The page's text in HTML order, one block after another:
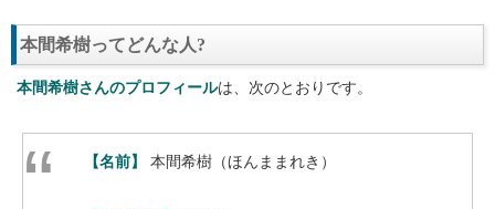
本間希樹ってどんな人?
本間希樹さんのプロフィールは、次のとおりです。
【名前】 本間希樹（ほんままれき）